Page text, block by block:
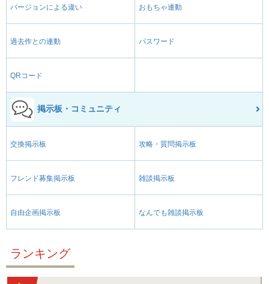
バージョンによる違い おもちゃ連動
過去作との連動 パスワード
QRコード
掲示板・コミュニティ
交換掲示板 攻略・質問掲示板
フレンド募集掲示板 雑談掲示板
自由企画掲示板 なんでも雑談掲示板
ランキング